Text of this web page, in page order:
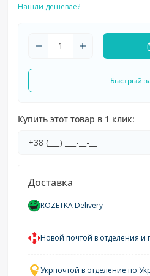
Нашли дешевле?
Быстрый
Купить этот товар в 1 клик:
Доставка
ROZETKA Delivery
Новой почтой в отделения и
Укрпочтой в отделение по